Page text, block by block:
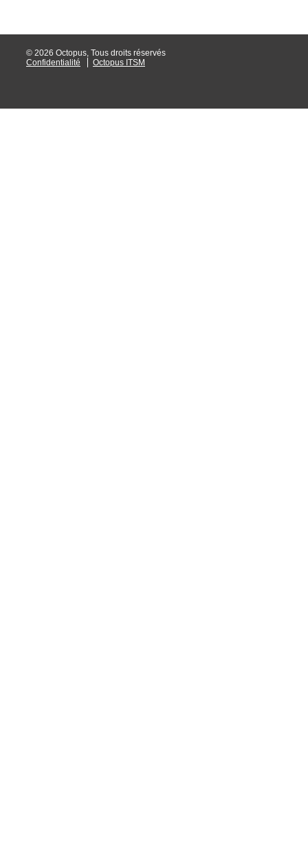
© 2026 Octopus, Tous droits réservés
Confidentialité
Octopus ITSM